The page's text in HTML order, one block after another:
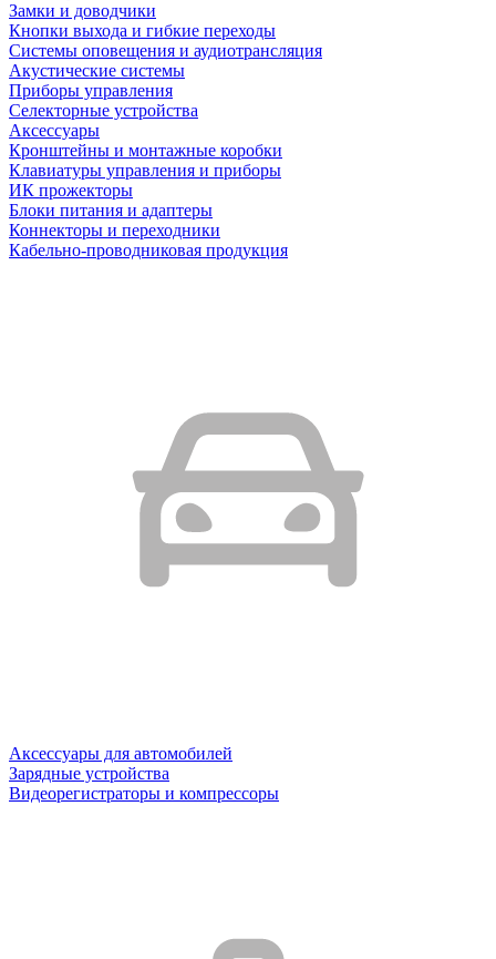
Замки и доводчики
Кнопки выхода и гибкие переходы
Системы оповещения и аудиотрансляция
Акустические системы
Приборы управления
Селекторные устройства
Аксессуары
Кронштейны и монтажные коробки
Клавиатуры управления и приборы
ИК прожекторы
Блоки питания и адаптеры
Коннекторы и переходники
Кабельно-проводниковая продукция
Аксессуары для автомобилей
Зарядные устройства
Видеорегистраторы и компрессоры